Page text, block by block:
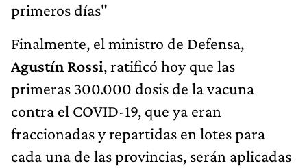
primeros días"
Finalmente, el ministro de Defensa,
Agustín Rossi, ratificó hoy que las
primeras 300.000 dosis de la vacuna
contra el COVID-19, que ya eran
fraccionadas y repartidas en lotes para
cada una de las provincias, serán aplicadas